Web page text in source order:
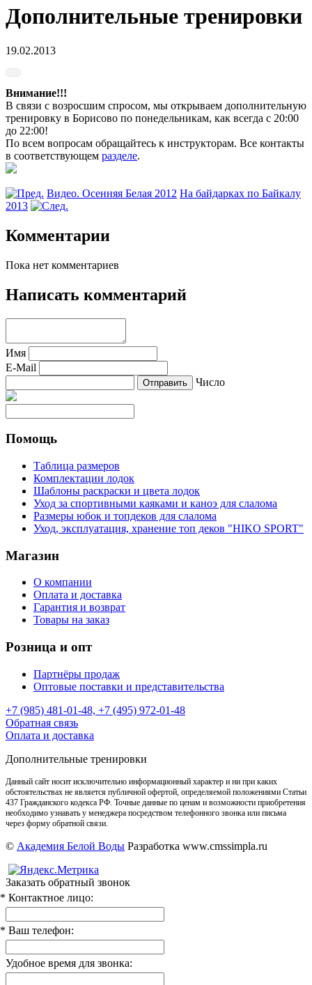
Дополнительные тренировки
19.02.2013
Внимание!!!
В связи с возросшим спросом, мы открываем дополнительную
тренировку в Борисово по понедельникам, как всегда с 20:00
до 22:00!
По всем вопросам обращайтесь к инструкторам. Все контакты
в соответствующем разделе.
Видео. Осенняя Белая 2012 На байдарках по Байкалу
2013
Комментарии
Пока нет комментариев
Написать комментарий
Имя
E-Mail
Число
Помощь
Таблица размеров
Комплектации лодок
Шаблоны раскраски и цвета лодок
Уход за спортивными каяками и каноэ для слалома
Размеры юбок и топдеков для слалома
Уход, эксплуатация, хранение топ деков "HIKO SPORT"
Магазин
О компании
Оплата и доставка
Гарантия и возврат
Товары на заказ
Розница и опт
Партнёры продаж
Оптовые поставки и представительства
+7 (985) 481-01-48, +7 (495) 972-01-48
Обратная связь
Оплата и доставка
Дополнительные тренировки
Данный сайт носит исключительно информационный характер и ни при каких
обстоятельствах не является публичной офертой, определяемой положениями Статьи
437 Гражданского кодекса РФ. Точные данные по ценам и возможности приобретения
необходимо узнавать у менеджера посредством телефонного звонка или письма
через форму обратной связи.
© Академия Белой Воды Разработка www.cmssimpla.ru
Заказать обратный звонок
* Контактное лицо:
* Ваш телефон:
Удобное время для звонка: